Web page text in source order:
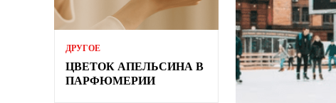
ДРУГОЕ
ЦВЕТОК АПЕЛЬСИНА В
ПАРФЮМЕРИИ